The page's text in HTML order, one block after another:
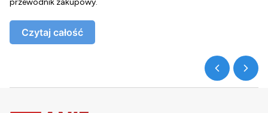
Czytaj całość